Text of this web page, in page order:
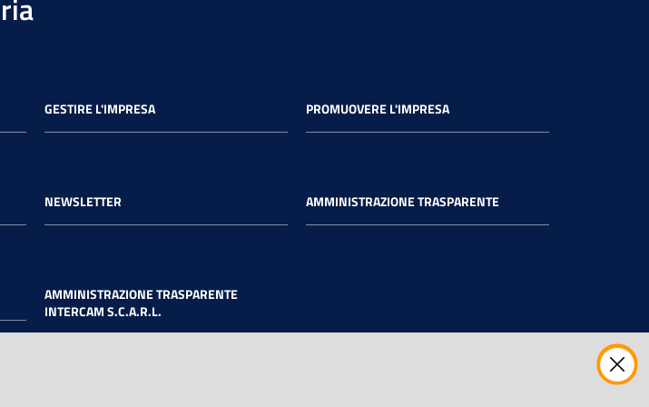
GESTIRE L'IMPRESA PROMUOVERE L'IMPRESA
NEWSLETTER AMMINISTRAZIONE TRASPARENTE
AMMINISTRAZIONE TRASPARENTE
INTERCAM S.C.A.R.L.